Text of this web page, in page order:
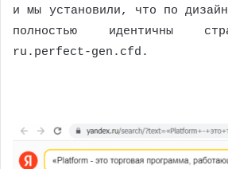
и мы установили, что по
полностью идентичны
ru.perfect-gen.cfd.